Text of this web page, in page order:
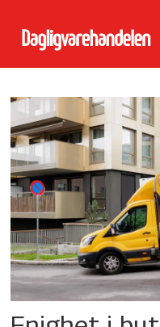
Tag:
nho
service
og
handel